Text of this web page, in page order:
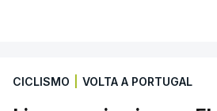
CICLISMO VOLTA A PORTUGAL